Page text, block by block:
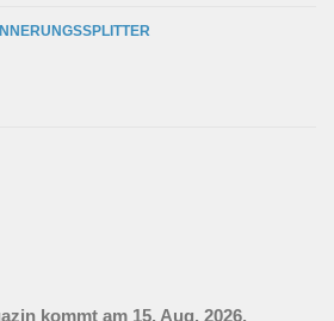
kommt am 15. Aug. 2026.